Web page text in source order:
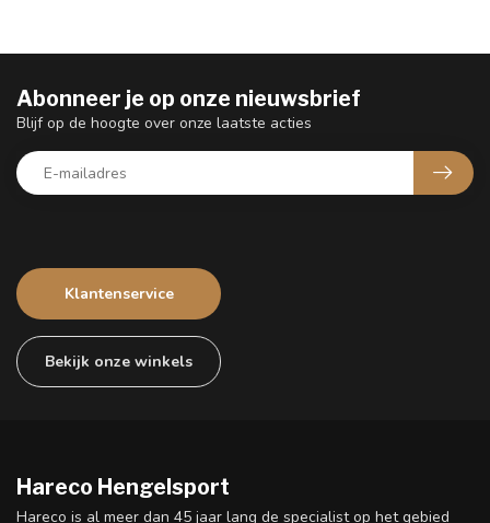
Klantenservice
Bekijk onze winkels
Abonneer je op onze nieuwsbrief
Blijf op de hoogte over onze laatste acties
Hareco Hengelsport
Hareco is al meer dan 45 jaar lang de specialist op het gebied